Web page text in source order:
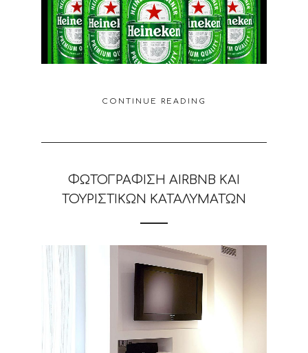
CONTINUE READING
ΦΩΤΟΓΡΆΦΙΣΗ AIRBNB ΚΑΙ
ΤΟΥΡΙΣΤΙΚΏΝ ΚΑΤΑΛΥΜΆΤΩΝ